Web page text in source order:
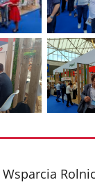
Pokaż
zdjęcie
2
z
galerii.
zdjęcie
z
galerii.